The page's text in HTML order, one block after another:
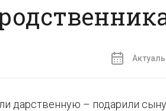
дарственную – подарили